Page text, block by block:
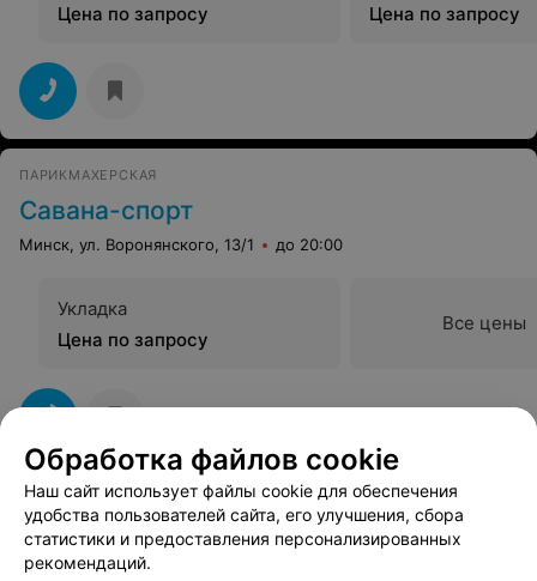
Цена по запросу
Цена по запросу
ПАРИКМАХЕРСКАЯ
Савана-спорт
Минск, ул. Воронянского, 13/1 до 20:00
Укладка
Цена по запросу
Все цены
САЛОН КРАСОТЫ
Glam City Studio
Минск, ул. Аэродромная, 16
Обработка файлов cookie
Наш сайт использует файлы cookie для обеспечения
удобства пользователей сайта, его улучшения, сбора
статистики и предоставления персонализированных
рекомендаций.